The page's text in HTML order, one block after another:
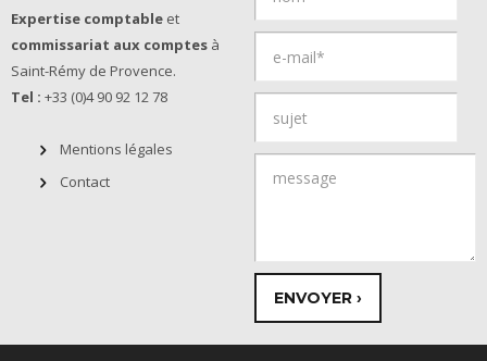
Expertise comptable et
commissariat aux comptes à
Saint-Rémy de Provence.
Tel : +33 (0)4 90 92 12 78
Mentions légales
Contact